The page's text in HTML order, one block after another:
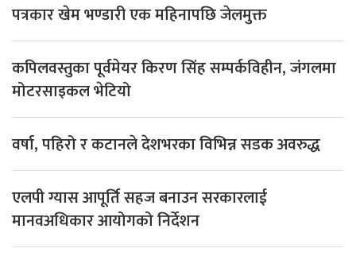
पत्रकार खेम भण्डारी एक महिनापछि जेलमुक्त
कपिलवस्तुका पूर्वमेयर किरण सिंह सम्पर्कविहीन, जंगलमा
मोटरसाइकल भेटियो
वर्षा, पहिरो र कटानले देशभरका विभिन्न सडक अवरुद्ध
एलपी ग्यास आपूर्ति सहज बनाउन सरकारलाई
मानवअधिकार आयोगको निर्देशन